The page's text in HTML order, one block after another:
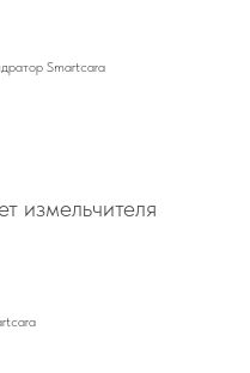
Smartcara
измельчителя